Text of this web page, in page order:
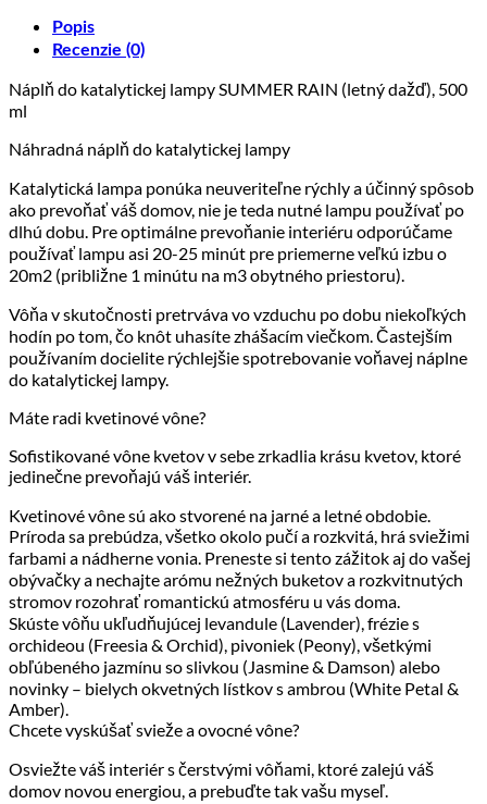
Popis
Recenzie (0)
Náplň do katalytickej lampy SUMMER RAIN (letný dažď), 500
ml
Náhradná náplň do katalytickej lampy
Katalytická lampa ponúka neuveriteľne rýchly a účinný spôsob
ako prevoňať váš domov, nie je teda nutné lampu používať po
dlhú dobu. Pre optimálne prevoňanie interiéru odporúčame
používať lampu asi 20-25 minút pre priemerne veľkú izbu o
20m2 (približne 1 minútu na m3 obytného priestoru).
Vôňa v skutočnosti pretrváva vo vzduchu po dobu niekoľkých
hodín po tom, čo knôt uhasíte zhášacím viečkom. Častejším
používaním docielite rýchlejšie spotrebovanie voňavej náplne
do katalytickej lampy.
Máte radi kvetinové vône?
Sofistikované vône kvetov v sebe zrkadlia krásu kvetov, ktoré
jedinečne prevoňajú váš interiér.
Kvetinové vône sú ako stvorené na jarné a letné obdobie.
Príroda sa prebúdza, všetko okolo pučí a rozkvitá, hrá sviežimi
farbami a nádherne vonia. Preneste si tento zážitok aj do vašej
obývačky a nechajte arómu nežných buketov a rozkvitnutých
stromov rozohrať romantickú atmosféru u vás doma.
Skúste vôňu ukľudňujúcej levandule (Lavender), frézie s
orchideou (Freesia & Orchid), pivoniek (Peony), všetkými
obľúbeného jazmínu so slivkou (Jasmine & Damson) alebo
novinky – bielych okvetných lístkov s ambrou (White Petal &
Amber).
Chcete vyskúšať svieže a ovocné vône?
Osviežte váš interiér s čerstvými vôňami, ktoré zalejú váš
domov novou energiou, a prebuďte tak vašu myseľ.